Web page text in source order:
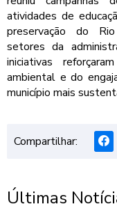
atividades de
preservação do
setores da
iniciativas
ambiental e do
município mais
Compartilhar:
Últimas